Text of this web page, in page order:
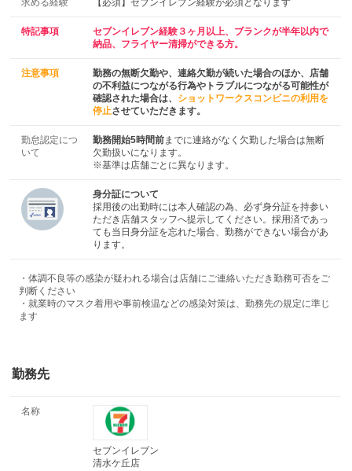
特記事項
セブンイレブン経験３ヶ月以上、ブランクが半年以内で
納品、フライヤー清掃ができる方。
注意事項
勤務の無断欠勤や、連絡欠勤が続いた場合のほか、店舗
の不利益につながる行為やトラブルにつながる可能性が
確認された場合は、 ショットワークスコンビニの利用を
停止させていただきます。
勤怠認定につ
いて
勤務開始5時間前までに連絡がなく欠勤した場合は無断
欠勤扱いになります。
※基準は店舗ごとに異なります。
身分証について
採用後の出勤時には本人確認の為、必ず身分証を持参い
ただき店舗スタッフへ提示してください。採用済であっ
ても当日身分証を忘れた場合、勤務ができない場合があ
ります。
・体調不良等の感染が疑われる場合は店舗にご連絡いただき勤務可否をご
判断ください
・就業時のマスク着用や事前検温などの感染対策は、勤務先の規定に準じ
ます
勤務先
名称
セブンイレブン
清水ケ丘店